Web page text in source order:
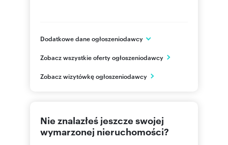
Dodatkowe dane ogłoszeniodawcy
Warszawa
PL
Zobacz wszystkie oferty ogłoszeniodawcy
Zobacz wizytówkę ogłoszeniodawcy
Nie znalazłeś jeszcze swojej
wymarzonej nieruchomości?